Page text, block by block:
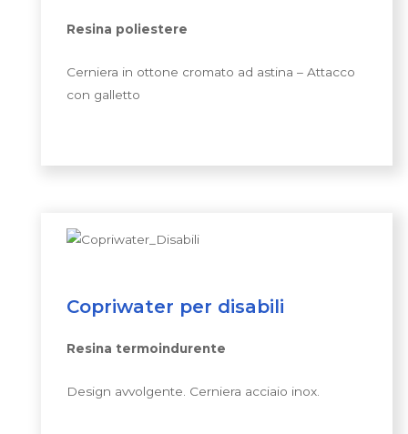
Resina poliestere
Cerniera in ottone cromato ad astina – Attacco
con galletto
Copriwater per disabili
Resina termoindurente
Design avvolgente. Cerniera acciaio inox.